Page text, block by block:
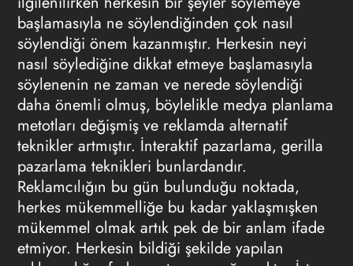
başlamasıyla ne söylendiğinden çok nasıl
söylendiği önem kazanmıştır. Herkesin neyi
nasıl söylediğine dikkat etmeye başlamasıyla
söylenenin ne zaman ve nerede söylendiği
daha önemli olmuş, böylelikle medya planlama
metotları değişmiş ve reklamda alternatif
teknikler artmıştır. İnteraktif pazarlama, gerilla
pazarlama teknikleri bunlardandır.
Reklamcılığın bu gün bulunduğu noktada,
herkes mükemmelliğe bu kadar yaklaşmışken
mükemmel olmak artık pek de bir anlam ifade
etmiyor. Herkesin bildiği şekilde yapılan